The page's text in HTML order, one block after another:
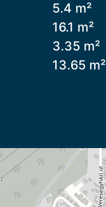
5.4 m²
16.1 m²
3.35 m²
13.65 m²